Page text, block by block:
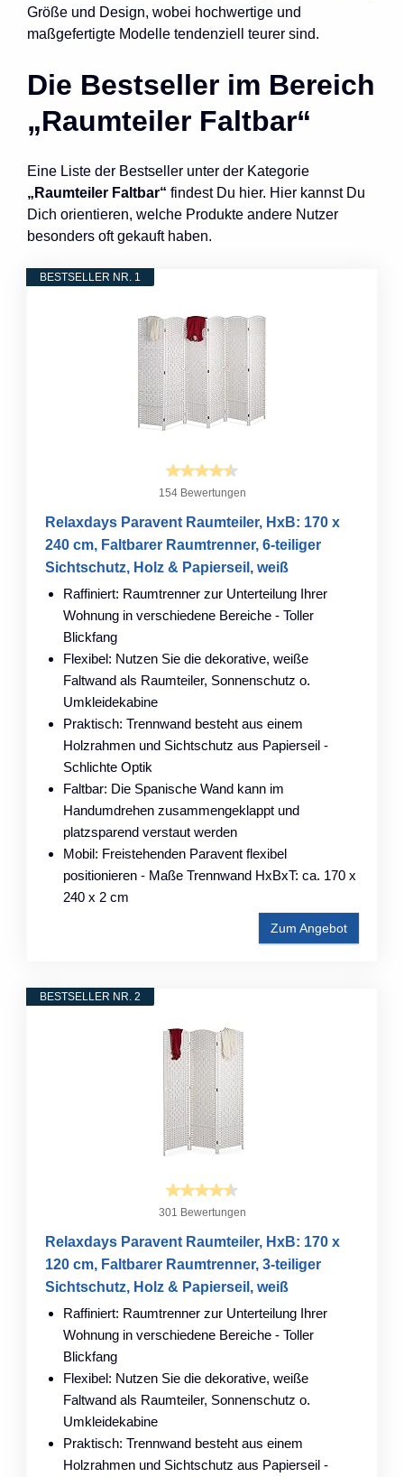
Größe und Design, wobei hochwertige und
maßgefertigte Modelle tendenziell teurer sind.
Die Bestseller im Bereich
„Raumteiler Faltbar“
Eine Liste der Bestseller unter der Kategorie
„Raumteiler Faltbar“ findest Du hier. Hier kannst Du
Dich orientieren, welche Produkte andere Nutzer
besonders oft gekauft haben.
BESTSELLER NR. 1
154 Bewertungen
Relaxdays Paravent Raumteiler, HxB: 170 x
240 cm, Faltbarer Raumtrenner, 6-teiliger
Sichtschutz, Holz & Papierseil, weiß
Raffiniert: Raumtrenner zur Unterteilung Ihrer
Wohnung in verschiedene Bereiche - Toller
Blickfang
Flexibel: Nutzen Sie die dekorative, weiße
Faltwand als Raumteiler, Sonnenschutz o.
Umkleidekabine
Praktisch: Trennwand besteht aus einem
Holzrahmen und Sichtschutz aus Papierseil -
Schlichte Optik
Faltbar: Die Spanische Wand kann im
Handumdrehen zusammengeklappt und
platzsparend verstaut werden
Mobil: Freistehenden Paravent flexibel
positionieren - Maße Trennwand HxBxT: ca. 170 x
240 x 2 cm
Zum Angebot
BESTSELLER NR. 2
301 Bewertungen
Relaxdays Paravent Raumteiler, HxB: 170 x
120 cm, Faltbarer Raumtrenner, 3-teiliger
Sichtschutz, Holz & Papierseil, weiß
Raffiniert: Raumtrenner zur Unterteilung Ihrer
Wohnung in verschiedene Bereiche - Toller
Blickfang
Flexibel: Nutzen Sie die dekorative, weiße
Faltwand als Raumteiler, Sonnenschutz o.
Umkleidekabine
Praktisch: Trennwand besteht aus einem
Holzrahmen und Sichtschutz aus Papierseil -